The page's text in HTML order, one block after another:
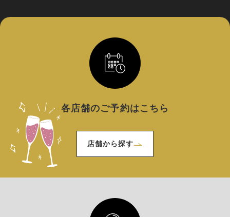
各店舗のご予約はこちら
店舗から探す